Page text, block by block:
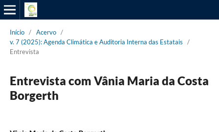
Início / Acervo /
v. 7 (2025): Agenda Climática e Auditoria Interna das Estatais
/
Entrevista
Entrevista com Vânia Maria da Costa
Borgerth